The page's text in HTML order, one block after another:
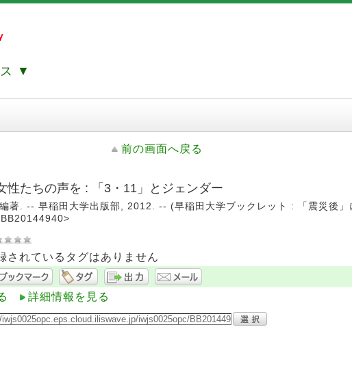
▼
前の画面へ戻る
性たちの声を : 「3・11」とジェンダー
著. -- 早稲田大学出版部, 2012. -- (早稲田大学ブックレット : 「震災後」
されているタグはありません
詳細情報を見る